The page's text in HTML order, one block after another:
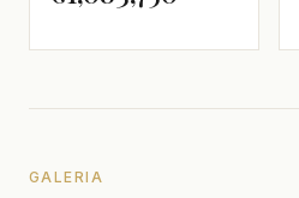
GALERIA